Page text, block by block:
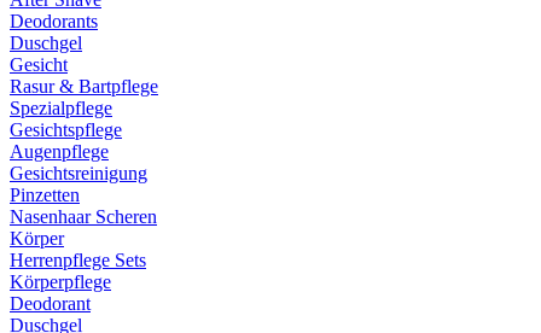
Deodorants
Duschgel
Gesicht
Rasur & Bartpflege
Spezialpflege
Gesichtspflege
Augenpflege
Gesichtsreinigung
Pinzetten
Nasenhaar Scheren
Körper
Herrenpflege Sets
Körperpflege
Deodorant
Duschgel